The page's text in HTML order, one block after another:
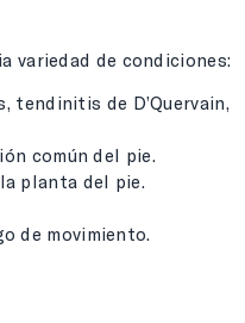
variedad de condiciones:
tendinitis de D’Quervain,
común del pie.
la planta del pie.
de movimiento.